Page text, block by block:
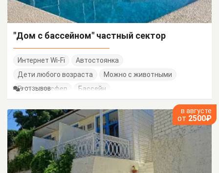
"Дом с бассейном" частный сектор
Интернет Wi-Fi
Автостоянка
Дети любого возраста
Можно с животными
Есть трансфер
Бассейн
9 ОТЗЫВОВ
в августе
от 2500₽